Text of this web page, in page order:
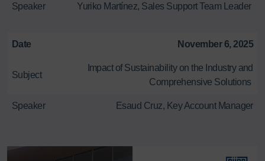
Speaker Yuriko Martínez, Sales Support Team Leader
Date November 6, 2025
Subject
Impact of Sustainability on the Industry and
Comprehensive Solutions
Speaker Esaud Cruz, Key Account Manager